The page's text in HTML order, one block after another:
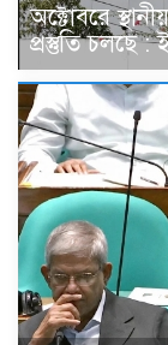
অক্টোবরে
প্রস্তুতি চলছে :